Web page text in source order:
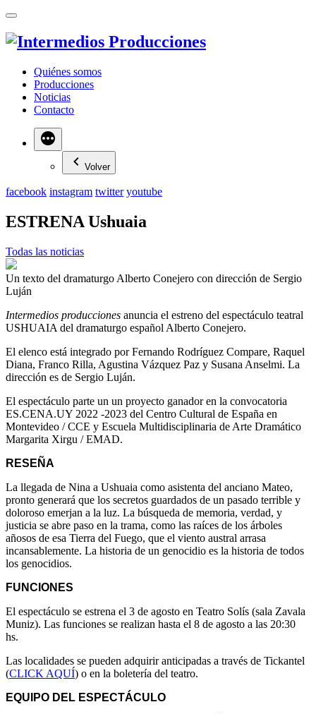
Quiénes somos
Producciones
Noticias
Contacto
Más
Volver
facebook instagram twitter youtube
ESTRENA Ushuaia
Todas las noticias
Un texto del dramaturgo Alberto Conejero con dirección de Sergio
Luján
Intermedios producciones anuncia el estreno del espectáculo teatral
USHUAIA del dramaturgo español Alberto Conejero.
El elenco está integrado por Fernando Rodríguez Compare, Raquel
Diana, Franco Rilla, Agustina Vázquez Paz y Susana Anselmi. La
dirección es de Sergio Luján.
El espectáculo parte un un proyecto ganador en la convocatoria
ES.CENA.UY 2022 -2023 del Centro Cultural de España en
Montevideo / CCE y Escuela Multidisciplinaria de Arte Dramático
Margarita Xirgu / EMAD.
RESEÑA
La llegada de Nina a Ushuaia como asistenta del anciano Mateo,
pronto generará que los secretos guardados de un pasado terrible y
doloroso emerjan a la luz. La búsqueda de memoria, verdad, y
justicia se abre paso en la trama, como las raíces de los árboles
añosos de esa Tierra del Fuego, que el viento austral arrasa
incansablemente. La historia de un genocidio es la historia de todos
los genocidios.
FUNCIONES
El espectáculo se estrena el 3 de agosto en Teatro Solís (sala Zavala
Muniz). Las funciones se realizan hasta el 8 de agosto a las 20:30
hs.
Las localidades se pueden adquirir anticipadas a través de Tickantel
(CLICK AQUÍ) o en la boletería del teatro.
EQUIPO DEL ESPECTÁCULO